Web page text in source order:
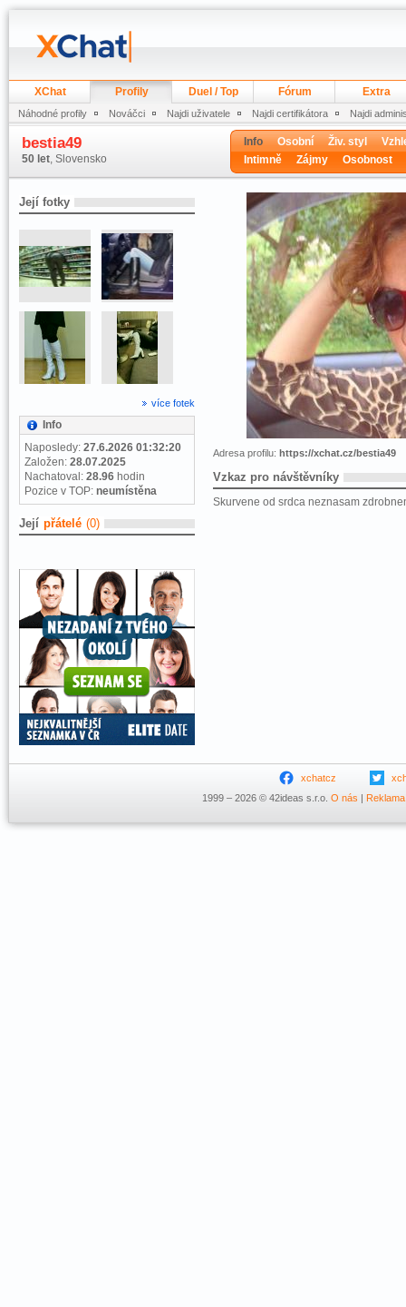
XChat Profily Duel / Top Fórum Extra
Náhodné profily Nováčci Najdi uživatele Najdi certifikátora Najdi
bestia49
50 let, Slovensko
Info Osobní Živ. styl
Intimně
Zájmy Osobnost
Její fotky
více fotek
Info
Naposledy: 27.6.2026 01:32:20
Založen: 28.07.2025
Nachatoval: 28.96 hodin
Pozice v TOP: neumístěna
Její přátelé (0)
Adresa profilu: https://xchat.cz/bestia49
Vzkaz pro návštěvníky
Skurvene od srdca neznasam
xchatcz
1999 – 2026 © 42ideas s.r.o. O nás | Reklama